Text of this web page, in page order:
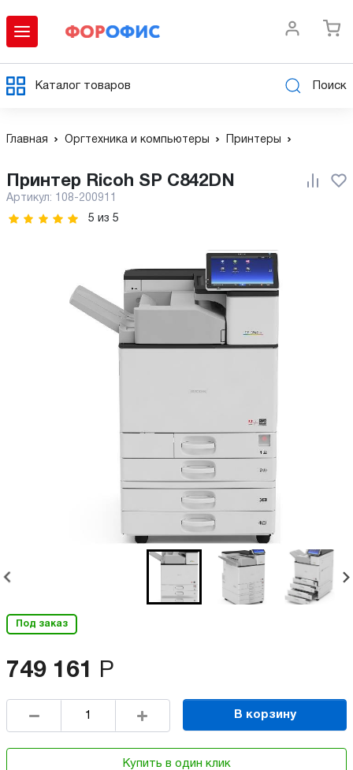
Каталог товаров Поиск
Главная Оргтехника и компьютеры Принтеры
Принтер Ricoh SP C842DN
Артикул: 108-200911
5 из 5
Под заказ
749 161 Р
В корзину
Купить в один клик